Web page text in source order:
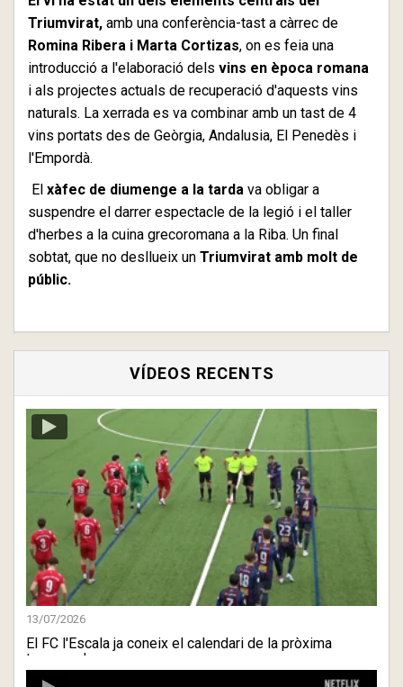
Triumvirat, amb una conferència-tast a càrrec de
Romina Ribera i Marta Cortizas, on es feia una
introducció a l'elaboració dels vins en època romana
i als projectes actuals de recuperació d'aquests vins
naturals. La xerrada es va combinar amb un tast de 4
vins portats des de Geòrgia, Andalusia, El Penedès i
l'Empordà.
El xàfec de diumenge a la tarda va obligar a
suspendre el darrer espectacle de la legió i el taller
d'herbes a la cuina grecoromana a la Riba. Un final
sobtat, que no desllueix un Triumvirat amb molt de
públic.
VÍDEOS RECENTS
13/07/2026
El FC l'Escala ja coneix el calendari de la pròxima
temporada